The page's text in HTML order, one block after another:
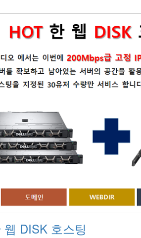
웹 DISK 호스팅